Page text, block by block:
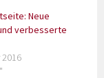
Neue
verbesserte